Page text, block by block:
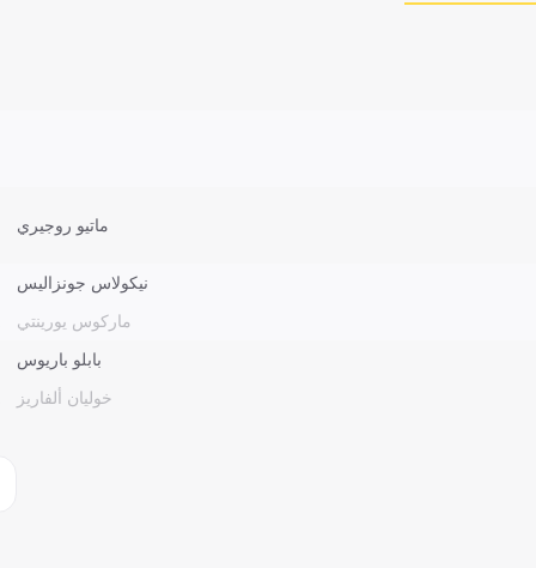
ماتيو روجيري
نيكولاس جونزاليس
ماركوس يورينتي
بابلو باريوس
خوليان ألفاريز